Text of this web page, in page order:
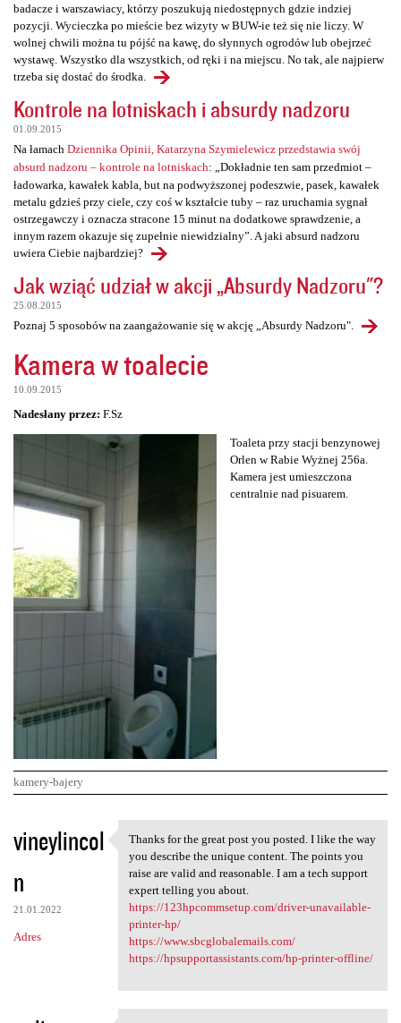
badacze i warszawiacy, którzy poszukują niedostępnych gdzie indziej
pozycji. Wycieczka po mieście bez wizyty w BUW-ie też się nie liczy. W
wolnej chwili można tu pójść na kawę, do słynnych ogrodów lub obejrzeć
wystawę. Wszystko dla wszystkich, od ręki i na miejscu. No tak, ale najpierw
trzeba się dostać do środka.
Kontrole na lotniskach i absurdy nadzoru
01.09.2015
Na łamach Dziennika Opinii, Katarzyna Szymielewicz przedstawia swój
absurd nadzoru – kontrole na lotniskach: „Dokładnie ten sam przedmiot –
ładowarka, kawałek kabla, but na podwyższonej podeszwie, pasek, kawałek
metalu gdzieś przy ciele, czy coś w kształcie tuby – raz uruchamia sygnał
ostrzegawczy i oznacza stracone 15 minut na dodatkowe sprawdzenie, a
innym razem okazuje się zupełnie niewidzialny”. A jaki absurd nadzoru
uwiera Ciebie najbardziej?
Jak wziąć udział w akcji „Absurdy Nadzoru"?
25.08.2015
Poznaj 5 sposobów na zaangażowanie się w akcję „Absurdy Nadzoru".
Kamera w toalecie
10.09.2015
Nadesłany przez: F.Sz
Toaleta przy stacji benzynowej
Orlen w Rabie Wyżnej 256a.
Kamera jest umieszczona
centralnie nad pisuarem.
kamery-bajery
K
o
m
e
n
vineylincol
n
21.01.2022
Adres
Thanks for the great post you
Thanks for the great post you posted. I like the way
you describe the unique content. The points you
raise are valid and reasonable. I am a tech support
expert telling you about.
https://123hpcommsetup.com/driver-unavailable-
printer-hp/
https://www.sbcglobalemails.com/
https://hpsupportassistants.com/hp-printer-offline/